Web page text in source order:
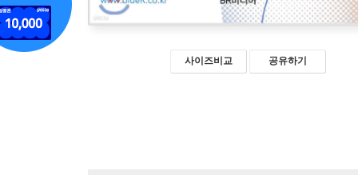
사이즈비교 공유하기